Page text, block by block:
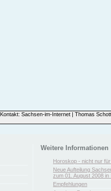
Kontakt: Sachsen-im-Internet | Thomas
Weitere Informationen
Horoskop - nicht nur
Neue Aufteilung
zum 01. August 2008 in
Empfehlungen